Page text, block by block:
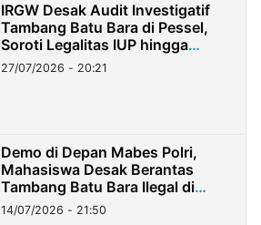
IRGW Desak Audit Investigatif
Tambang Batu Bara di Pessel,
Soroti Legalitas IUP hingga
Stockpile
27/07/2026 - 20:21
Demo di Depan Mabes Polri,
Mahasiswa Desak Berantas
Tambang Batu Bara Ilegal di
Lampung
14/07/2026 - 21:50